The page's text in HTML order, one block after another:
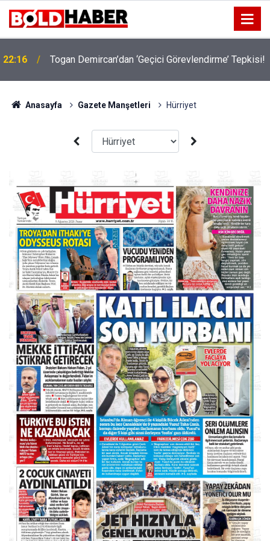
22:16 Togan Demircan’dan ‘Geçici Görevlendirme’ Tepkisi!
Anasayfa Gazete Manşetleri Hürriyet